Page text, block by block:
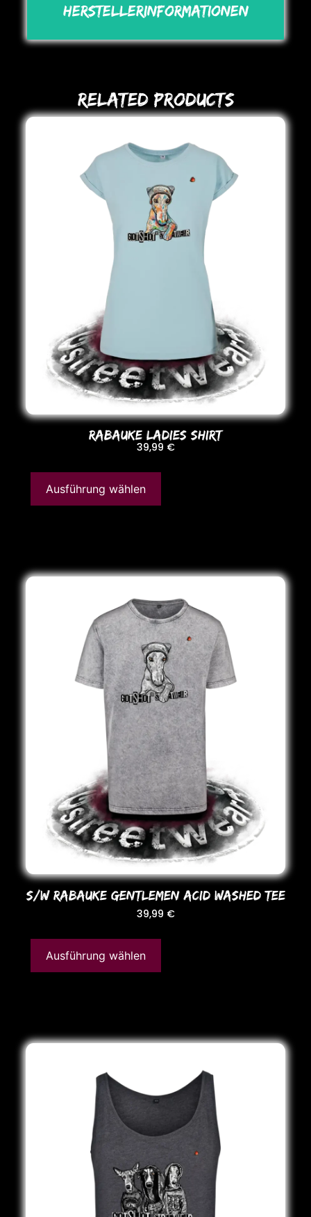
Herstellerinformationen
Related Products
RABAUKE LADIES SHIRT
39,99 €
Ausführung wählen
S/W RABAUKE GENTLEMEN ACID WASHED TEE
39,99 €
Ausführung wählen